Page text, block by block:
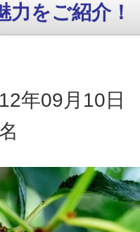
力をご紹介！
年09月10日